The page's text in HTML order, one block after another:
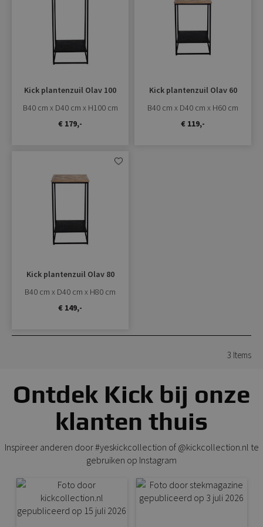
Kick plantenzuil Olav 100
B40 cm x D40 cm x H100 cm
€ 179,-
Kick plantenzuil Olav 60
B40 cm x D40 cm x H60 cm
€ 119,-
Kick plantenzuil Olav 80
B40 cm x D40 cm x H80 cm
€ 149,-
3 Items
Ontdek Kick bij onze
klanten thuis
Inspireer anderen door #yeskickcollection of @kickcollection.nl te
gebruiken op Instagram